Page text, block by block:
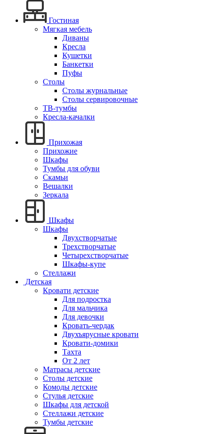
Гостиная
Мягкая мебель
Диваны
Кресла
Кушетки
Банкетки
Пуфы
Столы
Столы журнальные
Столы сервировочные
ТВ-тумбы
Кресла-качалки
Прихожая
Прихожие
Шкафы
Тумбы для обуви
Скамьи
Вешалки
Зеркала
Шкафы
Шкафы
Двухстворчатые
Трехстворчатые
Четырехстворчатые
Шкафы-купе
Стеллажи
Детская
Кровати детские
Для подростка
Для мальчика
Для девочки
Кровать-чердак
Двухъярусные кровати
Кровати-домики
Тахта
От 2 лет
Матрасы детские
Столы детские
Комоды детские
Стулья детские
Шкафы для детской
Стеллажи детские
Тумбы детские